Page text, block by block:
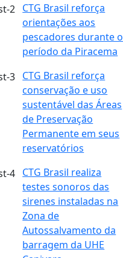
CTG Brasil reforça
orientações aos
pescadores durante o
período da Piracema
CTG Brasil reforça
conservação e uso
sustentável das Áreas
de Preservação
Permanente em seus
reservatórios
CTG Brasil realiza
testes sonoros das
sirenes instaladas na
Zona de
Autossalvamento da
barragem da UHE